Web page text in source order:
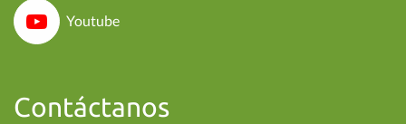
Youtube
Contáctanos